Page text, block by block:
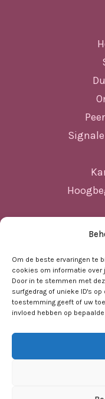
Om de beste ervaringen te
cookies om informatie over
Door in te stemmen met
surfgedrag of unieke ID's
toestemming geeft of uw
invloed hebben op